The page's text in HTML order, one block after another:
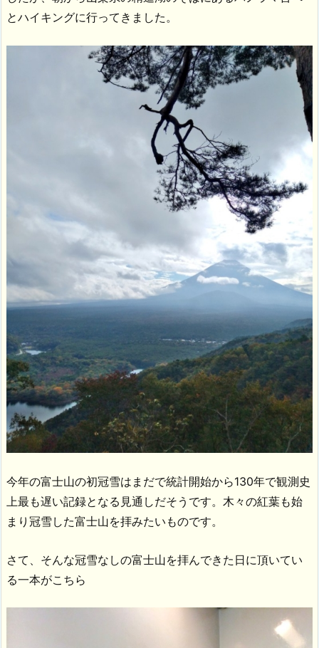
とハイキングに行ってきました。
今年の富士山の初冠雪はまだで統計開始から130年で観測史
上最も遅い記録となる見通しだそうです。木々の紅葉も始
まり冠雪した富士山を拝みたいものです。
さて、そんな冠雪なしの富士山を拝んできた日に頂いてい
る一本がこちら